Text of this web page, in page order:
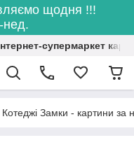
щодня !!!
нед.
супермаркет
Котеджі Замки - картини за